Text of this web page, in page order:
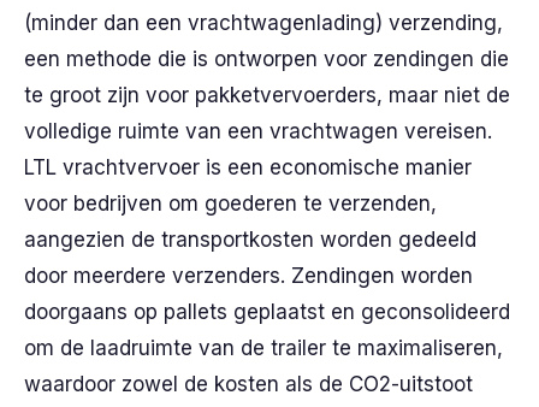
(minder dan een vrachtwagenlading) verzending,
een methode die is ontworpen voor zendingen die
te groot zijn voor pakketvervoerders, maar niet de
volledige ruimte van een vrachtwagen vereisen.
LTL vrachtvervoer is een economische manier
voor bedrijven om goederen te verzenden,
aangezien de transportkosten worden gedeeld
door meerdere verzenders. Zendingen worden
doorgaans op pallets geplaatst en geconsolideerd
om de laadruimte van de trailer te maximaliseren,
waardoor zowel de kosten als de CO2-uitstoot